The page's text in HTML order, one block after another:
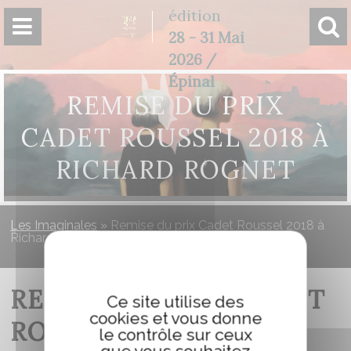
édition
28 - 31 Mai
2026 /
Épinal
REMISE DU PRIX
CADET ROUSSEL 2018 À
RICHARD ROGNET
Les Imaginales » Remise du prix Cadet Roussel 2018 à
Richard Rognet
REMISE DU PRIX CADET
ROUSSEL 2018 À
Panneau de gestion des cookies
Ce site utilise des
cookies et vous donne
le contrôle sur ceux